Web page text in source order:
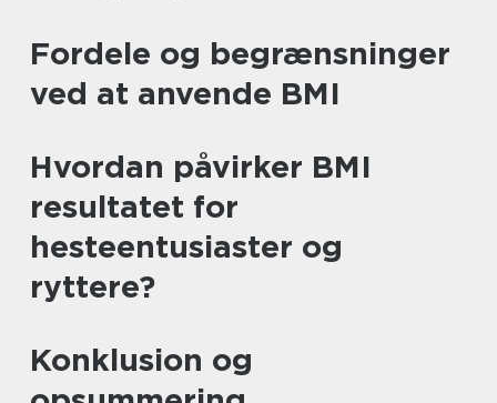
Fordele og begrænsninger
ved at anvende BMI
Hvordan påvirker BMI
resultatet for
hesteentusiaster og
ryttere?
Konklusion og